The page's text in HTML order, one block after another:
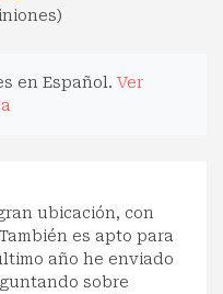
en Español. Ver
ubicación, con
es apto para
año he enviado
sobre